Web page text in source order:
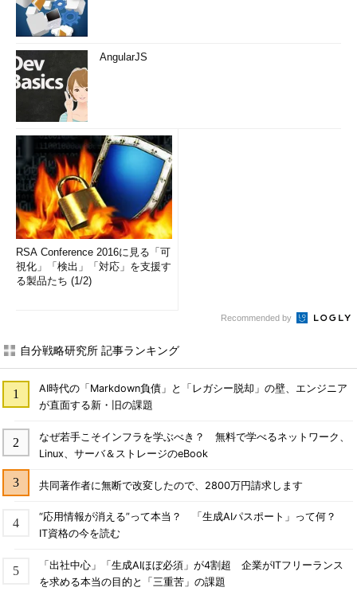
AngularJS
RSA Conference 2016に見る「可
視化」「検出」「対応」を支援す
る製品たち (1/2)
Recommended by
自分戦略研究所 記事ランキング
AI時代の「Markdown負債」と「レガシー脱却」の壁、エンジニア
が直面する新・旧の課題
なぜ若手こそインフラを学ぶべき？ 無料で学べるネットワーク、
Linux、サーバ＆ストレージのeBook
共同著作者に無断で改変したので、2800万円請求します
“応用情報が消える”って本当？ 「生成AIパスポート」って何？
IT資格の今を読む
「出社中心」「生成AIほぼ必須」が4割超 企業がITフリーランス
を求める本当の目的と「三重苦」の課題